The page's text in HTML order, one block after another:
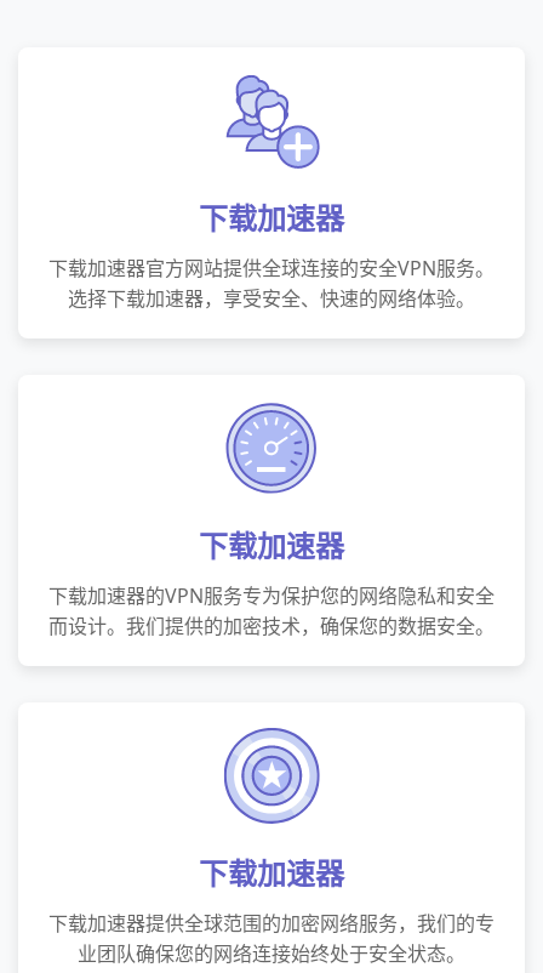
下载加速器
下载加速器官方网站提供全球连接的安全VPN服务。
选择下载加速器，享受安全、快速的网络体验。
下载加速器
下载加速器的VPN服务专为保护您的网络隐私和安全
而设计。我们提供的加密技术，确保您的数据安全。
下载加速器
下载加速器提供全球范围的加密网络服务，我们的专
业团队确保您的网络连接始终处于安全状态。